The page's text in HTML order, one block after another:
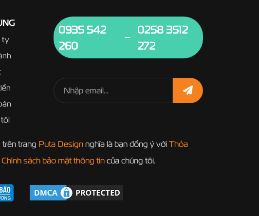
ty
0935 542
260
0258 3512
272
trên trang Puta Designnghĩa là bạn đồng ý với Thỏa
Chính sách bảo mật thông tincủa chúng tôi.